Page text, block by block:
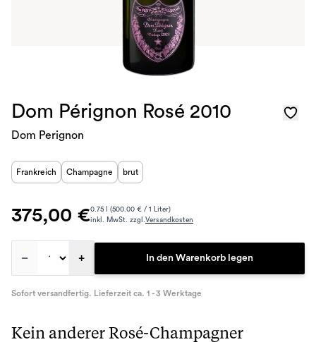
Dom Pérignon Rosé 2010
Dom Perignon
Frankreich Champagne brut
375,00 €0.75 l (500.00 € / 1 Liter)
inkl. MwSt. zzgl.Versandkosten
– + In den Warenkorb legen
Sofort versandfertig. Lieferzeit ca. 1 - 3 Werktage
Kein anderer Rosé-Champagner